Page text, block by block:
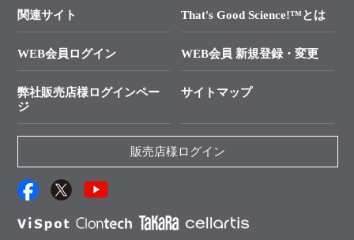
タカラバイオ発表文献
プライマー設計
制限酵素切断サイトの検索
ユーザーズボイス集
エピジェネティクス実験ガイド
抗体検索サイト
├ 受託サービスお問い合わせ
└ カスタム製造お問い合わせ
資料請求 機器関連
資料請求 受託関連
資料請求 核酸抽出・精製カタログ
サンプル請求一覧
関連サイト That's Good Science!™とは
WEB会員ログイン WEB会員 新規登録・変更
弊社販売店様ログインペー
ジ
サイトマップ
販売店様ログイン